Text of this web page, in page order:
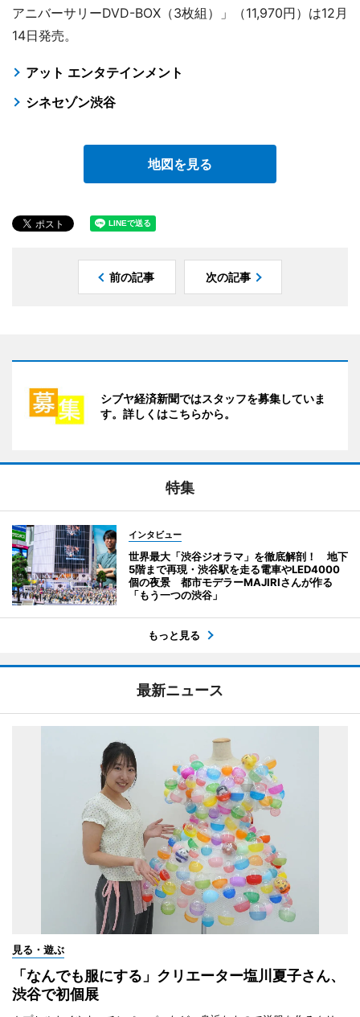
アニバーサリーDVD-BOX（3枚組）」（11,970円）は12月
14日発売。
アット エンタテインメント
シネセゾン渋谷
地図を見る
前の記事 次の記事
シブヤ経済新聞ではスタッフを募集していま
す。詳しくはこちらから。
特集
インタビュー
世界最大「渋谷ジオラマ」を徹底解剖！ 地下
5階まで再現・渋谷駅を走る電車やLED4000
個の夜景 都市モデラーMAJIRIさんが作る
「もう一つの渋谷」
もっと見る
最新ニュース
見る・遊ぶ
「なんでも服にする」クリエーター塩川夏子さん、
渋谷で初個展